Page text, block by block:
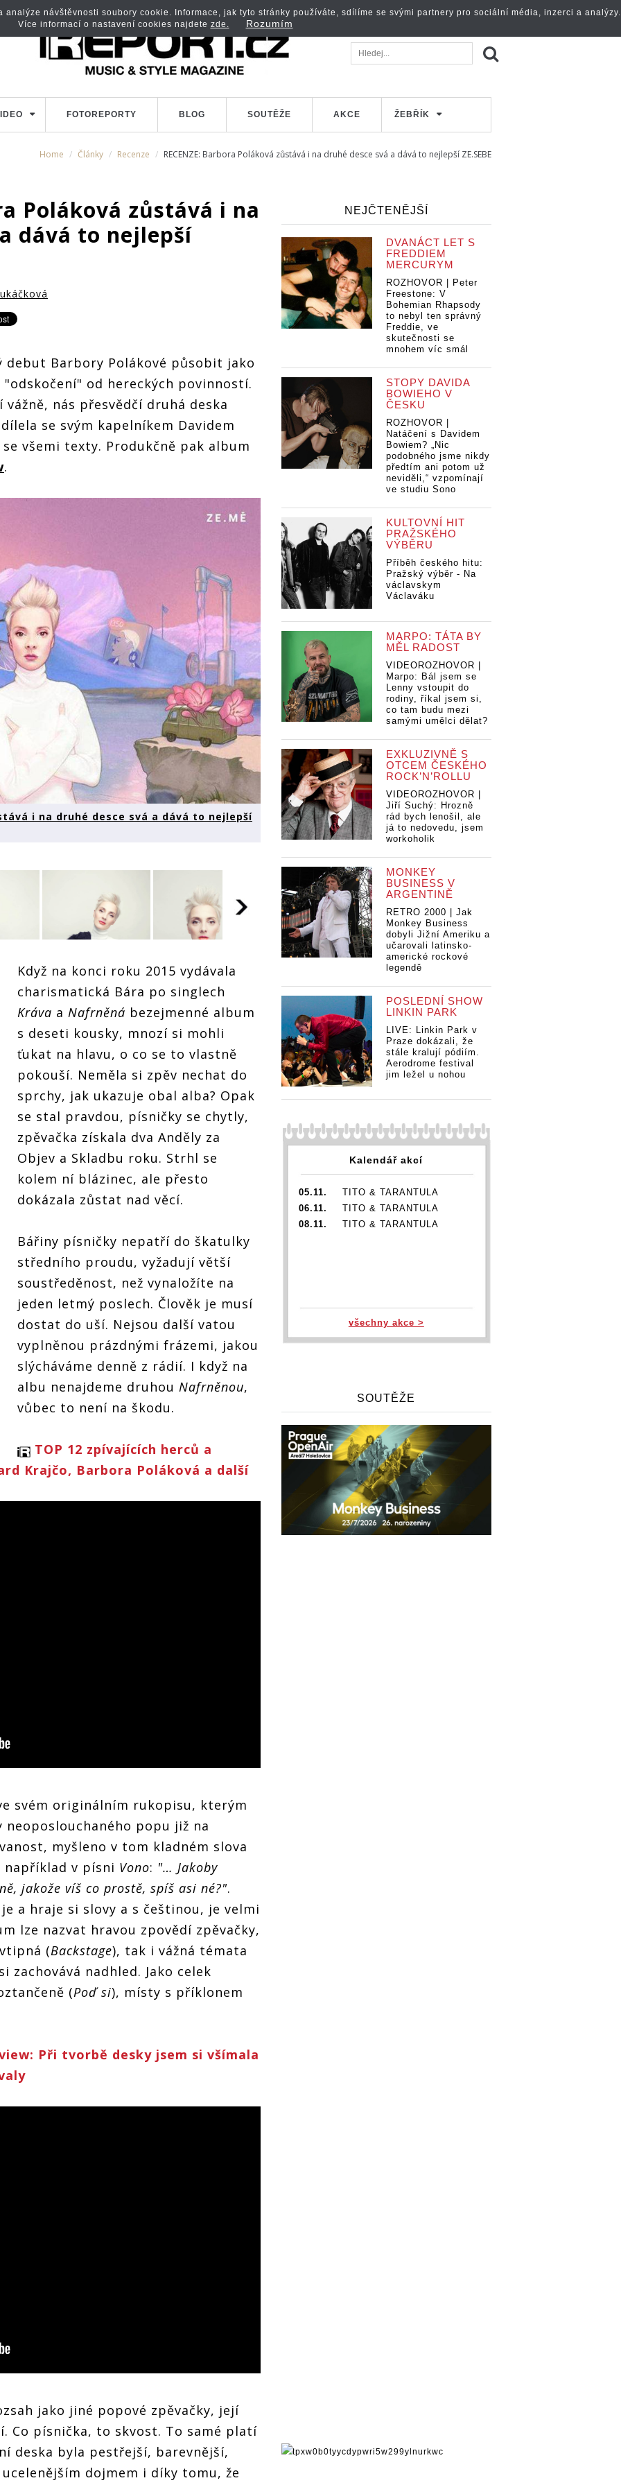
FOTOREPORTY BLOG SOUTĚŽE AKCE ŽEBŘÍK
Home Články Recenze RECENZE: Barbora Poláková zůstává i na druhé desce svá a dává to nejlepší ZE.SEBE
Poláková zůstává i na
dává to nejlepší
Barbory Polákové působit jako
od hereckých povinností.
nás přesvědčí druhá deska
se svým kapelníkem Davidem
všemi texty. Produkčně pak album
.
i na druhé desce svá a dává to nejlepší
Barbora
Poláková zůstává
i na druhé desce
svá a dává to
Barbora
Poláková zůstává
i na druhé desce
svá a dává to
Barbora
Poláková zůstává
i na druhé desce
svá a dává to
nejlepší ZE.SEBE
RECENZE:
Barbora
Poláková zůstává
i na druhé desce
svá a dává to
nejlepší ZE.SEBE
Když na konci roku 2015 vydávala
charismatická Bára po singlech
Kráva aNafrněná bezejmenné album
s deseti kousky, mnozí si mohli
ťukat na hlavu, o co se to vlastně
pokouší. Neměla si zpěv nechat do
sprchy, jak ukazuje obal alba? Opak
se stal pravdou, písničky se chytly,
zpěvačka získala dva Anděly za
Objev a Skladbu roku. Strhl se
kolem ní blázinec, ale přesto
dokázala zůstat nad věcí.
Bářiny písničky nepatří do škatulky
středního proudu, vyžadují větší
soustředěnost, než vynaložíte na
jeden letmý poslech. Člověk je musí
dostat do uší. Nejsou další vatou
vyplněnou prázdnými frázemi, jakou
slýcháváme denně z rádií. I když na
albu nenajdeme druhouNafrněnou,
vůbec to není na škodu.
TOP 12 zpívajících herců a
Krajčo, Barbora Poláková a další
svém originálním rukopisu, kterým
neoposlouchaného popu již na
myšleno v tom kladném slova
například v písni Vono: "… Jakoby
jakože víš co prostě, spíš asi né?".
a hraje si slovy a s češtinou, je velmi
lze nazvat hravou zpovědí zpěvačky,
(Backstage), tak i vážná témata
zachovává nadhled. Jako celek
(Poď si), místy s příklonem
Při tvorbě desky jsem si všímala
jako jiné popové zpěvačky, její
Co písnička, to skvost. To samé platí
deska byla pestřejší, barevnější,
dojmem i díky tomu, že
NEJČTENĚJŠÍ
DVANÁCT LET S
FREDDIEM
MERCURYM
ROZHOVOR | Peter
Freestone: V
Bohemian Rhapsody
to nebyl ten správný
Freddie, ve
skutečnosti se
mnohem víc smál
STOPY DAVIDA
BOWIEHO V
ČESKU
ROZHOVOR |
Natáčení s Davidem
Bowiem? „Nic
podobného jsme nikdy
předtím ani potom už
neviděli,“ vzpomínají
ve studiu Sono
KULTOVNÍ HIT
PRAŽSKÉHO
VÝBĚRU
Příběh českého hitu:
Pražský výběr - Na
václavskym
Václaváku
MARPO: TÁTA BY
MĚL RADOST
VIDEOROZHOVOR |
Marpo: Bál jsem se
Lenny vstoupit do
rodiny, říkal jsem si,
co tam budu mezi
samými umělci dělat?
EXKLUZIVNĚ S
OTCEM ČESKÉHO
ROCK’N’ROLLU
VIDEOROZHOVOR |
Jiří Suchý: Hrozně
rád bych lenošil, ale
já to nedovedu, jsem
workoholik
MONKEY
BUSINESS V
ARGENTINĚ
RETRO 2000 | Jak
Monkey Business
dobyli Jižní Ameriku a
učarovali latinsko-
americké rockové
legendě
POSLEDNÍ SHOW
LINKIN PARK
LIVE: Linkin Park v
Praze dokázali, že
stále kralují pódiím.
Aerodrome festival
jim ležel u nohou
Kalendář akcí
05.11.
TITO & TARANTULA
06.11.
TITO & TARANTULA
08.11.
TITO & TARANTULA
všechny akce >
SOUTĚŽE
návštěvnosti soubory cookie. Informace, jak tyto stránky používáte, sdílíme se svými partnery pro sociální média, inzerci a analýzy.
Více informací o nastavení cookies najdete zde. Rozumím